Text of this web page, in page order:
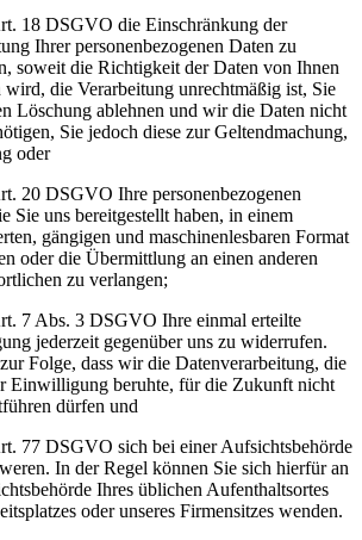
18 DSGVO die Einschränkung der
Ihrer personenbezogenen Daten zu
soweit die Richtigkeit der Daten von Ihnen
wird, die Verarbeitung unrechtmäßig ist, Sie
Löschung ablehnen und wir die Daten nicht
Sie jedoch diese zur Geltendmachung,
oder
20 DSGVO Ihre personenbezogenen
Sie uns bereitgestellt haben, in einem
gängigen und maschinenlesbaren Format
oder die Übermittlung an einen anderen
zu verlangen;
7 Abs. 3 DSGVO Ihre einmal erteilte
jederzeit gegenüber uns zu widerrufen.
Folge, dass wir die Datenverarbeitung, die
Einwilligung beruhte, für die Zukunft nicht
dürfen und
77 DSGVO sich bei einer Aufsichtsbehörde
In der Regel können Sie sich hierfür an
Ihres üblichen Aufenthaltsortes
oder unseres Firmensitzes wenden.